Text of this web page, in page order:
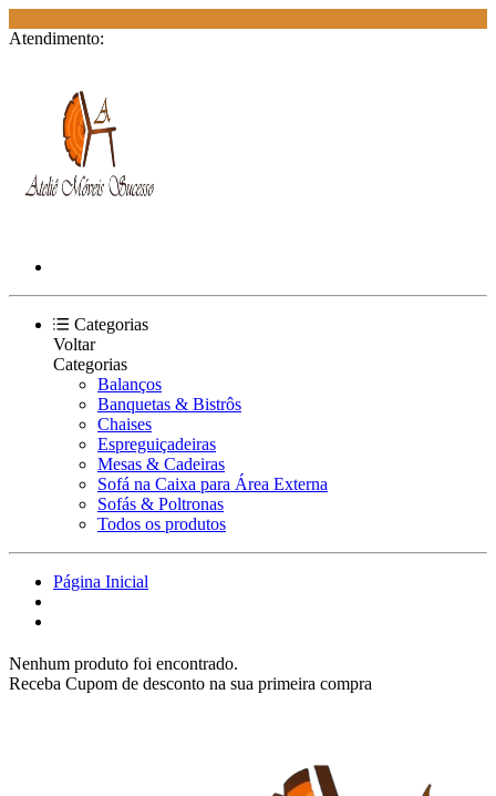
Atendimento:
Categorias
Voltar
Categorias
Balanços
Banquetas & Bistrôs
Chaises
Espreguiçadeiras
Mesas & Cadeiras
Sofá na Caixa para Área Externa
Sofás & Poltronas
Todos os produtos
Página Inicial
Nenhum produto foi encontrado.
Receba Cupom de desconto na sua primeira compra